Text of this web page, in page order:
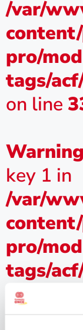
/var/
pro/
tags/
on line
Warning
key 1 in
/var/
pro/
tags/
on line